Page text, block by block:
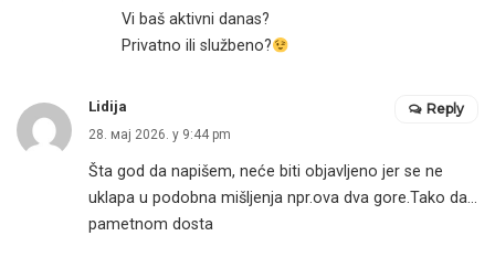
Vi baš aktivni danas?
Privatno ili službeno?
Lidija
28. мај 2026. у 9:44 pm
Šta god da napišem, neće biti objavljeno jer se ne
uklapa u podobna mišljenja npr.ova dva gore.Tako da…
pametnom dosta
Reply